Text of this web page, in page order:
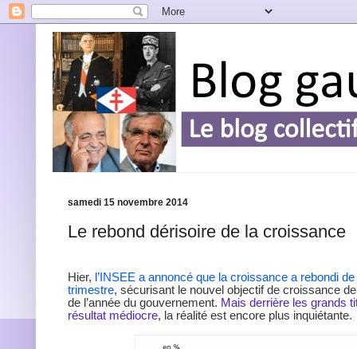
samedi 15 novembre 2014
Le rebond dérisoire de la croissance
Hier, l’INSEE a annoncé que la croissance a rebondi
trimestre, sécurisant le nouvel objectif de croissance
de l’année du gouvernement. Mais derrière les grands
résultat médiocre, la réalité est encore plus inquiétante.